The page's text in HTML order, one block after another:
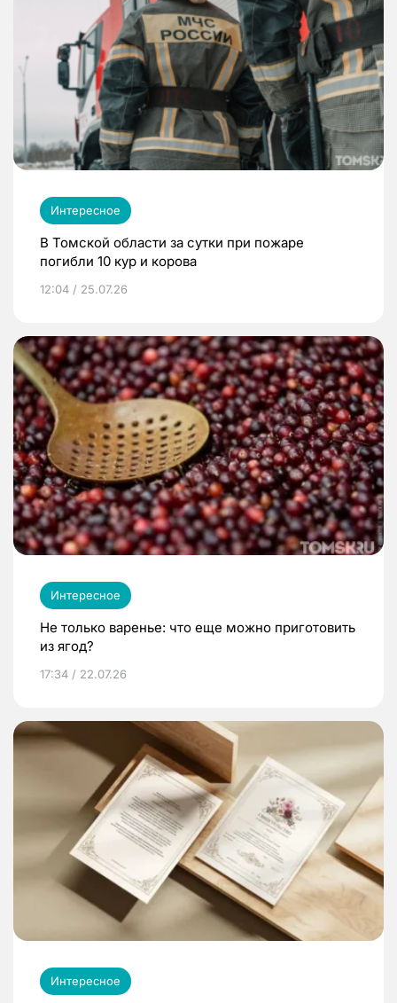
Интересное
В Томской области за сутки при пожаре
погибли 10 кур и корова
12:04 / 25.07.26
Интересное
Не только варенье: что еще можно приготовить
из ягод?
17:34 / 22.07.26
Интересное